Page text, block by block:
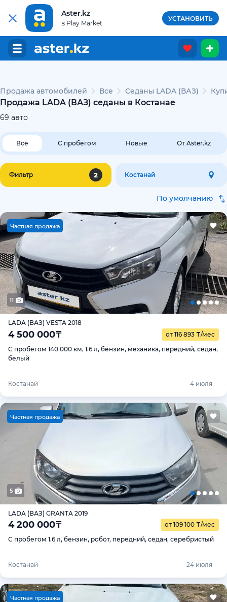
Aster.kz
в Play Market
УСТАНОВИТЬ
Продажа автомобилей Все Седаны LADA (ВАЗ)
Продажа LADA (ВАЗ) седаны в Костанае
69 авто
Все С пробегом Новые От Aster.kz
Фильтр 2 Костанай
По умолчанию
Частная продажа
11
LADA (ВАЗ) VESTA 2018
4 500 000₸ от 116 893 ₸/мес
С пробегом 140 000 км, 1.6 л, бензин, механика, передний, седан,
белый
Костанай 4 июля
Частная продажа
5
LADA (ВАЗ) GRANTA 2019
4 200 000₸ от 109 100 ₸/мес
С пробегом 1.6 л, бензин, робот, передний, седан, серебристый
Костанай 24 июля
Частная продажа